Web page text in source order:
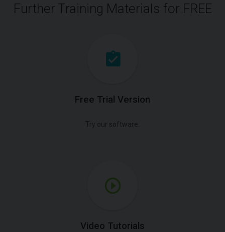
Further Training Materials for FREE
Free Trial Version
Video Tutorials